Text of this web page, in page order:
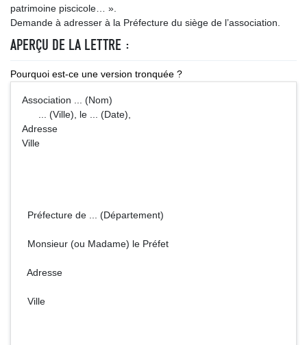
patrimoine piscicole… ».
Demande à adresser à la Préfecture du siège de l’association.
APERÇU DE LA LETTRE :
Pourquoi est-ce une version tronquée ?
Association ... (Nom)
... (Ville), le ... (Date),
Adresse
Ville
Préfecture de ... (Département)
Monsieur (ou Madame) le Préfet
Adresse
Ville